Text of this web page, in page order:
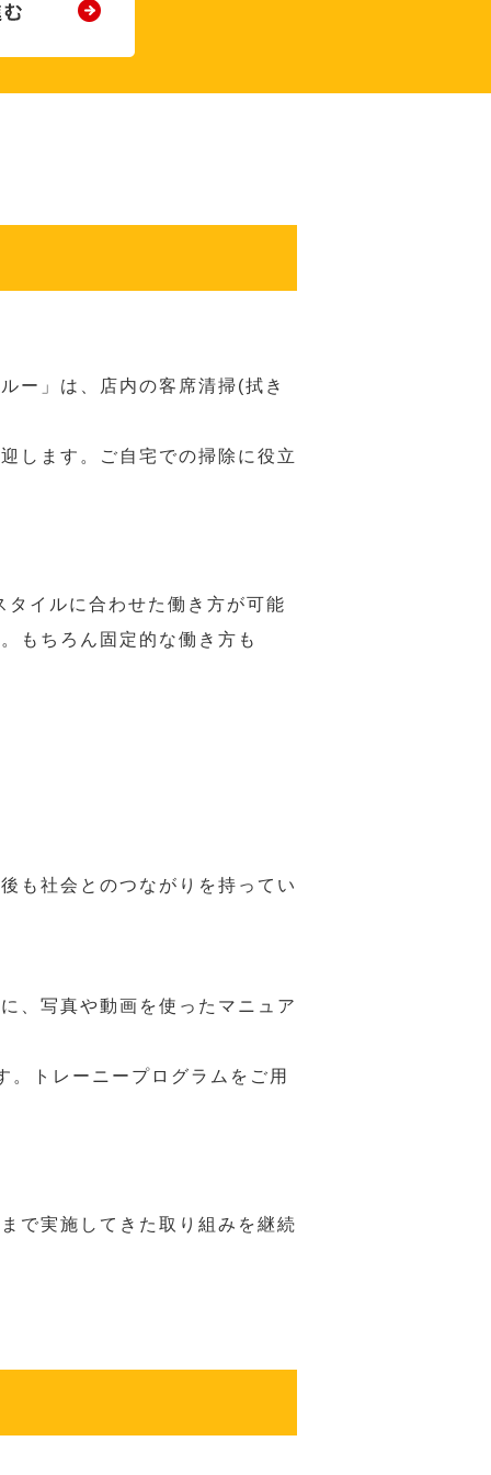
ー」は、店内の客席清掃(拭き
します。ご自宅での掃除に役立
イルに合わせた働き方が可能
もちろん固定的な働き方も
も社会とのつながりを持ってい
、写真や動画を使ったマニュア
。トレーニープログラムをご用
で実施してきた取り組みを継続